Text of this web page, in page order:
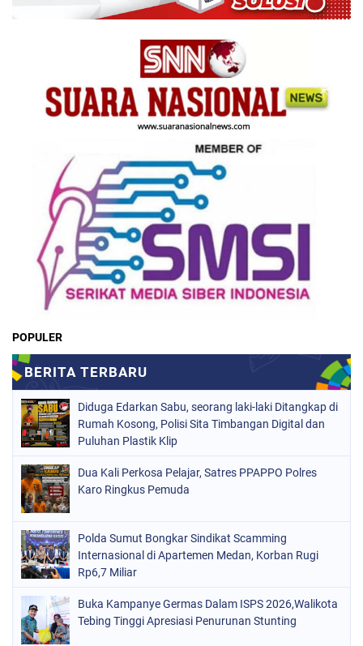
POPULER
Diduga Edarkan Sabu, seorang laki-laki Ditangkap di
Rumah Kosong, Polisi Sita Timbangan Digital dan
Puluhan Plastik Klip
Dua Kali Perkosa Pelajar, Satres PPAPPO Polres
Karo Ringkus Pemuda
Polda Sumut Bongkar Sindikat Scamming
Internasional di Apartemen Medan, Korban Rugi
Rp6,7 Miliar
Buka Kampanye Germas Dalam ISPS 2026,Walikota
Tebing Tinggi Apresiasi Penurunan Stunting